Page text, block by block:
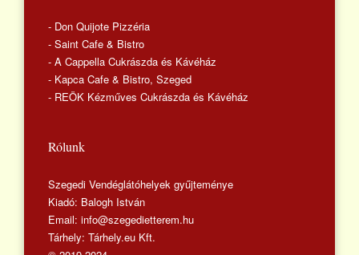
- Don Quijote Pizzéria
- Saint Cafe & Bistro
- A Cappella Cukrászda és Kávéház
- Kapca Cafe & Bistro, Szeged
- REÖK Kézműves Cukrászda és Kávéház
Rólunk
Szegedi Vendéglátóhelyek gyűjteménye
Kiadó: Balogh István
Email: info@szegedietterem.hu
Tárhely: Tárhely.eu Kft.